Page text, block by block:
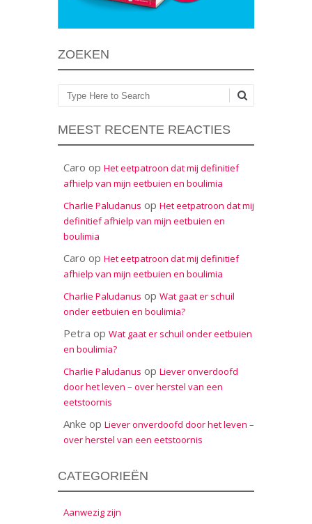
ZOEKEN
Zoeken
MEEST RECENTE REACTIES
Caro op Het eetpatroon dat mij definitief
afhielp van mijn eetbuien en boulimia
Charlie Paludanus op Het eetpatroon dat mij
definitief afhielp van mijn eetbuien en
boulimia
Caro op Het eetpatroon dat mij definitief
afhielp van mijn eetbuien en boulimia
Charlie Paludanus op Wat gaat er schuil
onder eetbuien en boulimia?
Petra op Wat gaat er schuil onder eetbuien
en boulimia?
Charlie Paludanus op Liever onverdoofd
door het leven – over herstel van een
eetstoornis
Anke op Liever onverdoofd door het leven –
over herstel van een eetstoornis
CATEGORIEËN
Aanwezig zijn